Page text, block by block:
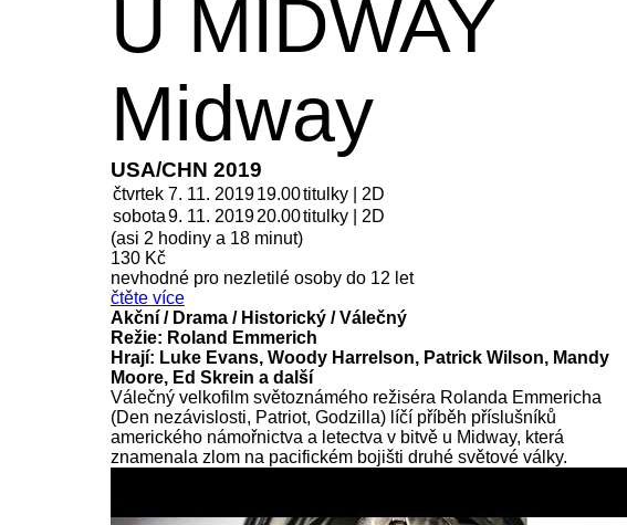
U MIDWAY
Midway
USA/CHN 2019
čtvrtek 7. 11. 201919.00titulky | 2D
sobota9. 11. 201920.00titulky | 2D
(asi 2 hodiny a 18 minut)
130 Kč
nevhodné pro nezletilé osoby do 12 let
čtěte více
Akční / Drama / Historický / Válečný
Režie: Roland Emmerich
Hrají: Luke Evans, Woody Harrelson, Patrick Wilson, Mandy
Moore, Ed Skrein a další
Válečný velkofilm světoznámého režiséra Rolanda Emmericha
(Den nezávislosti, Patriot, Godzilla) líčí příběh příslušníků
amerického námořnictva a letectva v bitvě u Midway, která
znamenala zlom na pacifickém bojišti druhé světové války.